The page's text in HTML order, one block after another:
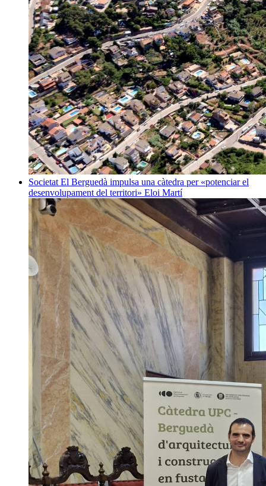
Societat El Berguedà impulsa una càtedra per «potenciar el
desenvolupament del territori» Eloi Martí